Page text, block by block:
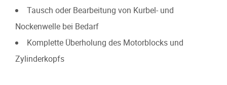
Tausch oder Bearbeitung von Kurbel- und
Nockenwelle bei Bedarf
Komplette Überholung des Motorblocks und
Zylinderkopfs